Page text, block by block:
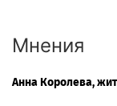
Мнения
Анна Королева,